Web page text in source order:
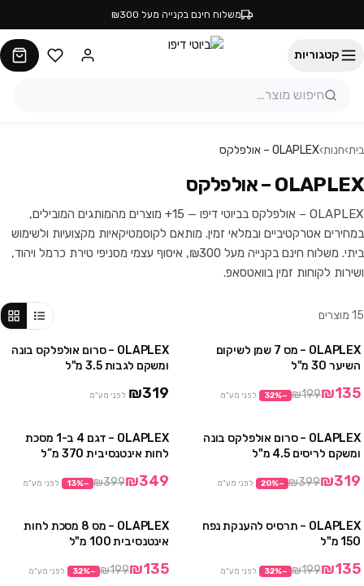
משלוח חינם בקנייה מעל ₪300
קטגוריות
בית›חנות›OLAPLEX – אולפלקס
OLAPLEX – אולפלקס
OLAPLEX – אולפלקס בביוטי דיפו — 15+ מוצרים מהמותגים המובילים,
במחירים אטרקטיביים ובמלאי זמין. מותאם לקוסמטיקאיות מקצועיות ולשימוש
ביתי. משלוח חינם בקנייה מעל ₪300, איסוף עצמי מסניפי טירת כרמל ויהוד,
ושירות לקוחות זמין בוואטסאפ.
15 מוצרים
OLAPLEX – מס 7 שמן לשיקום
השיער 30 מ"ל
₪135
₪199
−
32% לפני מע"מ
OLAPLEX – סרום אולפלקס בונה
ומשקם לגבות 3.5 מ"ל
₪319 לפני מע"מ
OLAPLEX – סרום אולפלקס בונה
ומשקם לריסים 4.5 מ"ל
₪319
₪399
−
20% לפני מע"מ
OLAPLEX – דגם 4 ב-1 מסכת
לחות אינטנסיבית 370 מ”ל
₪349
₪399
−
13% לפני מע"מ
OLAPLEX – תרסיס להענקת נפח
150 מ"ל
₪135
₪199
−
32% לפני מע"מ
OLAPLEX – מס 8 מסכת לחות
אינטנסיבית 100 מ"ל
₪135
₪199
−
32% לפני מע"מ